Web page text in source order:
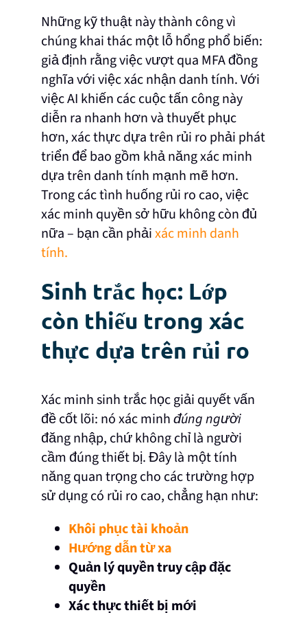
Những kỹ thuật này thành công vì
chúng khai thác một lỗ hổng phổ biến:
giả định rằng việc vượt qua MFA đồng
nghĩa với việc xác nhận danh tính. Với
việc AI khiến các cuộc tấn công này
diễn ra nhanh hơn và thuyết phục
hơn, xác thực dựa trên rủi ro phải phát
triển để bao gồm khả năng xác minh
dựa trên danh tính mạnh mẽ hơn.
Trong các tình huống rủi ro cao, việc
xác minh quyền sở hữu không còn đủ
nữa – bạn cần phảixác minh danh
tính.
Sinh trắc học: Lớp
còn thiếu trong xác
thực dựa trên rủi ro
Xác minh sinh trắc học giải quyết vấn
đề cốt lõi: nó xác minhđúng người
đăng nhập, chứ không chỉ là người
cầm đúng thiết bị. Đây là một tính
năng quan trọng cho các trường hợp
sử dụng có rủi ro cao, chẳng hạn như:
Khôi phục tài khoản
Hướng dẫn từ xa
Quản lý quyền truy cập đặc
quyền
Xác thực thiết bị mới